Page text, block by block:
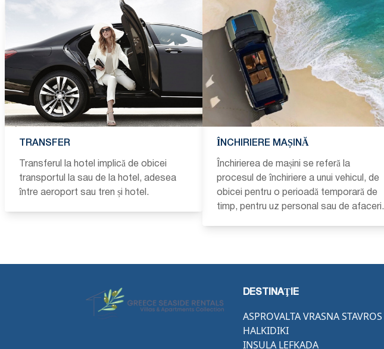
TRANSFER
Transferul la hotel implică de obicei
transportul la sau de la hotel, adesea
între aeroport sau tren și hotel.
ÎNCHIRIERE MAȘINĂ
Închirierea de mașini se referă la
procesul de închiriere a unui vehicul, de
obicei pentru o perioadă temporară de
timp, pentru uz personal sau de afaceri.
DESTINAŢIE
ASPROVALTA VRASNA STAVROS
HALKIDIKI
INSULA LEFKADA